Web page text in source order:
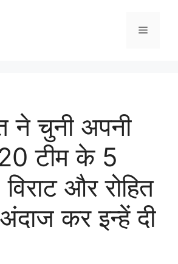
Menu
चुनी अपनी
टीम के 5
और रोहित
कर इन्हें दी